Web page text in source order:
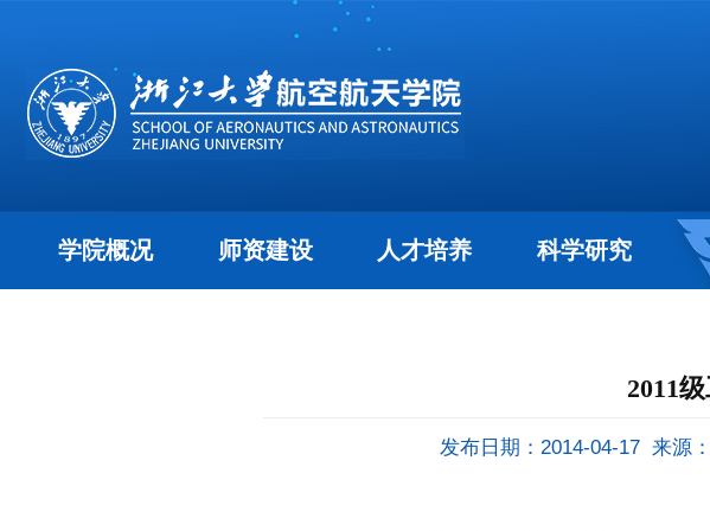
学院概况 师资建设 人才培养 科学研究
2011
发布日期：2014-04-17 来源